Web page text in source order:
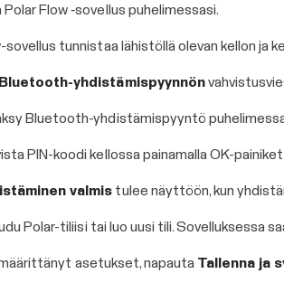
Polar Flow ‑sovellus puhelimessasi.
sovellus tunnistaa lähistöllä olevan kellon ja
Bluetooth-yhdistämispyynnön
Bluetooth-yhdistämispyyntö
PIN-koodi kellossa painamalla OK-
valmis tulee näyttöön, kun
Polar-tiliisi tai luo uusi tili. Sovelluksessa
asetukset, napauta Tallenna ja